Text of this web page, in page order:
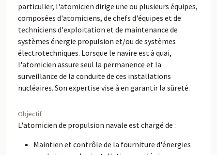
particulier, l'atomicien dirige une ou plusieurs équipes,
composées d'atomiciens, de chefs d'équipes et de
techniciens d'exploitation et de maintenance de
systèmes énergie propulsion et/ou de systèmes
électrotechniques. Lorsque le navire est à quai,
l'atomicien assure seul la permanence et la
surveillance de la conduite de ces installations
nucléaires. Son expertise vise à en garantir la sûreté.
Objectif
L'atomicien de propulsion navale est chargé de :
Maintien et contrôle de la fourniture d'énergies